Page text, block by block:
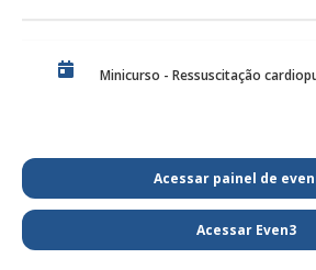
Minicurso - Ressuscitação
Discussão de Caso de
Acessar painel de
Acessar Even3